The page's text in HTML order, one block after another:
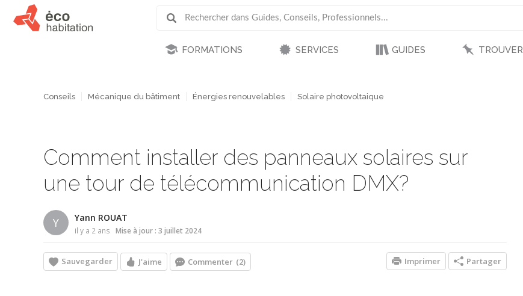
FORMATIONS SERVICES GUIDES TROUVER
Conseils Mécanique du bâtiment Énergies renouvelables Solaire photovoltaique
Comment installer des panneaux solaires sur
une tour de télécommunication DMX?
Y Yann ROUAT
il y a 2 ans Mise à jour : 3 juillet 2024
Sauvegarder J'aime Commenter (2) Partager
Imprimer